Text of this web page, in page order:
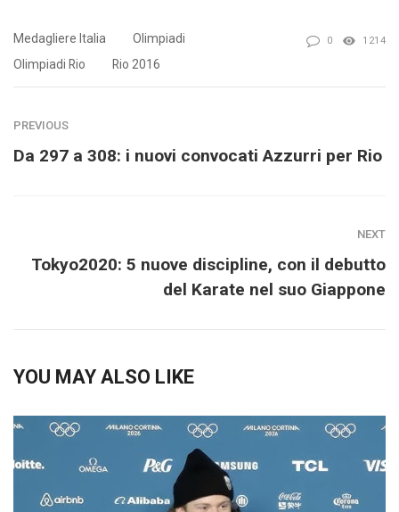
Medagliere Italia
Olimpiadi
Olimpiadi Rio
Rio 2016
0 1214
PREVIOUS
Da 297 a 308: i nuovi convocati Azzurri per Rio
NEXT
Tokyo2020: 5 nuove discipline, con il debutto
del Karate nel suo Giappone
YOU MAY ALSO LIKE